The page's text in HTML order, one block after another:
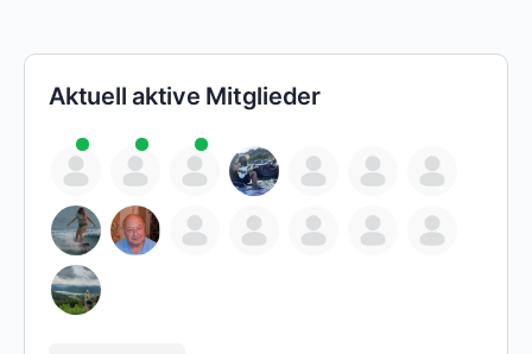
Aktuell aktive Mitglieder